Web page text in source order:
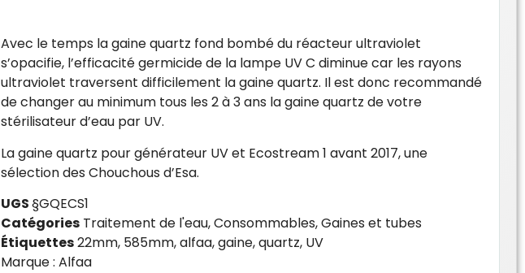
Avec le temps la gaine quartz fond bombé du réacteur ultraviolet
s’opacifie, l’efficacité germicide de la lampe UV C diminue car les rayons
ultraviolet traversent difficilement la gaine quartz. Il est donc recommandé
de changer au minimum tous les 2 à 3 ans la gaine quartz de votre
stérilisateur d’eau par UV.
La gaine quartz pour générateur UV et Ecostream 1 avant 2017, une
sélection des Chouchous d’Esa.
UGS§GQECS1
Catégories Traitement de l'eau,Consommables,Gaines et tubes
Étiquettes22mm, 585mm,alfaa,gaine,quartz, UV
Marque : Alfaa